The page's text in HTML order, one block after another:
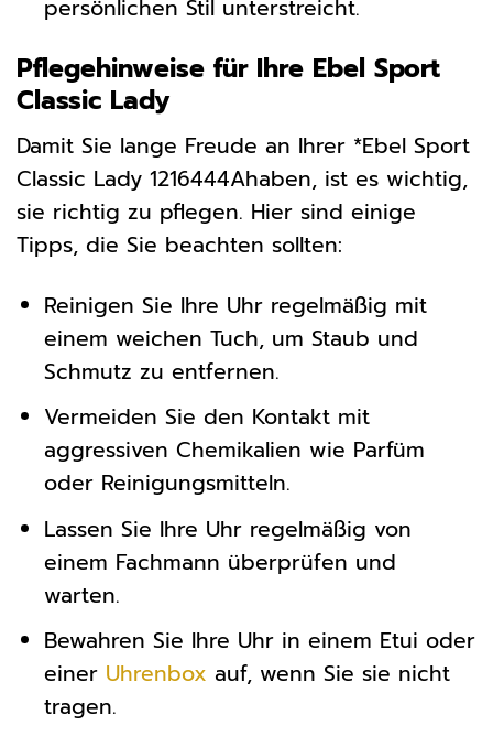
persönlichen Stil unterstreicht.
Pflegehinweise für Ihre Ebel Sport
Classic Lady
Damit Sie lange Freude an Ihrer *Ebel Sport
Classic Lady 1216444Ahaben, ist es wichtig,
sie richtig zu pflegen. Hier sind einige
Tipps, die Sie beachten sollten:
Reinigen Sie Ihre Uhr regelmäßig mit
einem weichen Tuch, um Staub und
Schmutz zu entfernen.
Vermeiden Sie den Kontakt mit
aggressiven Chemikalien wie Parfüm
oder Reinigungsmitteln.
Lassen Sie Ihre Uhr regelmäßig von
einem Fachmann überprüfen und
warten.
Bewahren Sie Ihre Uhr in einem Etui oder
einer Uhrenbox auf, wenn Sie sie nicht
tragen.